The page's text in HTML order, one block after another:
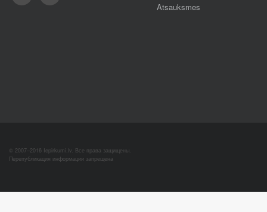
Atsauksmes
© 2007–2016 Iepirkumi.lv. Все права защищены.
Перепубликация информации запрещена